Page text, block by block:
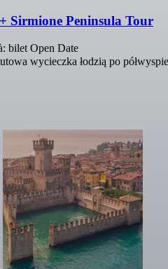
Sirmione Peninsula Tour
bilet Open Date
wycieczka łodzią po